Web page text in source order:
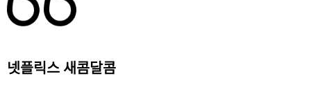
넷플릭스 새콤달콤